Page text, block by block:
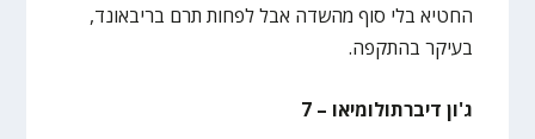
החטיא בלי סוף מהשדה אבל לפחות תרם בריבאונד,
בעיקר בהתקפה.
ג'ון דיברתולומיאו – 7